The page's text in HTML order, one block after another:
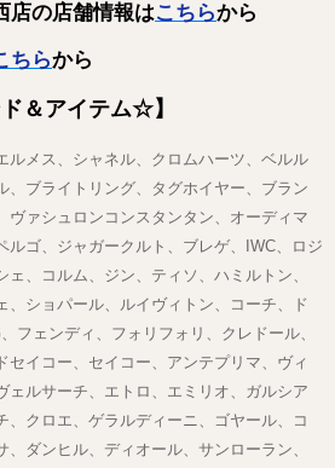
の店舗情報はこちらから
ちらから
＆アイテム☆】
ルメス、シャネル、クロムハーツ、ベルル
、ブライトリング、タグホイヤー、ブラン
ヴァシュロンコンスタンタン、オーディマ
ルゴ、ジャガークルト、ブレゲ、IWC、ロジ
ェ、コルム、ジン、ティソ、ハミルトン、
、ショパール、ルイヴィトン、コーチ、ド
フェンディ、フォリフォリ、クレドール、
セイコー、セイコー、アンテプリマ、ヴィ
ェルサーチ、エトロ、エミリオ、ガルシア
、クロエ、ゲラルディーニ、ゴヤール、コ
ダンヒル、ディオール、サンローラン、